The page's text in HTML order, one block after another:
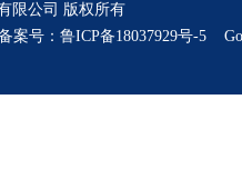
限公司 版权所有
案号：鲁ICP备18037929号-5